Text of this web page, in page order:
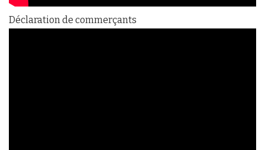
Déclaration de commerçants